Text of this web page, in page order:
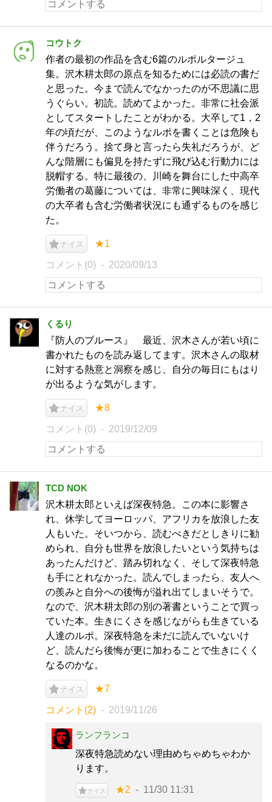
コウトク
作者の最初の作品を含む6篇のルポルタージュ
集。沢木耕太郎の原点を知るためには必読の書だ
と思った。今まで読んでなかったのが不思議に思
うぐらい。初読。読めてよかった。非常に社会派
としてスタートしたことがわかる。大卒して1，2
年の頃だが、このようなルポを書くことは危険も
伴うだろう。捨て身と言ったら失礼だろうが、ど
んな階層にも偏見を持たずに飛び込む行動力には
脱帽する。特に最後の、川崎を舞台にした中高卒
労働者の葛藤については、非常に興味深く、現代
の大卒者も含む労働者状況にも通ずるものを感じ
た。
ナイス ★1
コメント(0) 2020/09/13
くるり
『防人のブルース』 最近、沢木さんが若い頃に
書かれたものを読み返してます。沢木さんの取材
に対する熱意と洞察を感じ、自分の毎日にもはり
が出るような気がします。
ナイス ★8
コメント(0) 2019/12/09
TCD NOK
沢木耕太郎といえば深夜特急。この本に影響さ
れ、休学してヨーロッパ、アフリカを放浪した友
人もいた。そいつから、読むべきだとしきりに勧
められ、自分も世界を放浪したいという気持ちは
あったんだけど、踏み切れなく、そして深夜特急
も手にとれなかった。読んでしまったら、友人へ
の羨みと自分への後悔が溢れ出てしまいそうで。
なので、沢木耕太郎の別の著書ということで買っ
ていた本。生きにくさを感じながらも生きている
人達のルポ。深夜特急を未だに読んでいないけ
ど、読んだら後悔が更に加わることで生きにくく
なるのかな。
ナイス ★7
コメント(2) 2019/11/26
ランフランコ
深夜特急読めない理由めちゃめちゃわか
ります。
ナイス ★2 11/30 11:31